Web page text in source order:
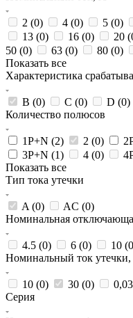
2 (0) 4 (0) 5 (0)
13 (0) 16 (0) 20 (
50 (0) 63 (0) 80 (0)
Показать все
Характеристика
B (0) C (0) D (0)
Количество полюсов
1P+N (2) 2 (0)
3P+N (1) 4 (0)
Показать все
Тип тока утечки
A (0) AC (0)
Номинальная
4.5 (0) 6 (0) 10 (0
Номинальный ток
10 (0) 30 (0)
Серия